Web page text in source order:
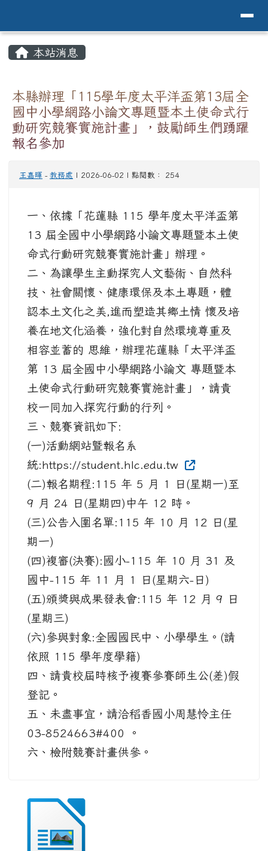
花蓮縣花蓮市中原國小全球資訊
本站消息
本縣辦理「115學年度太平洋盃第13屆全
國中小學網路小論文專題暨本土使命式行
動研究競賽實施計畫」，鼓勵師生們踴躍
報名參加
王嘉暉 - 教務處 | 2026-06-02 | 點閱數： 254
一、依據「花蓮縣 115 學年度太平洋盃第
13 屆全國中小學網路小論文專題暨本土使
命式行動研究競賽實施計畫」辦理。
二、為讓學生主動探究人文藝術、自然科
技、社會關懷、健康環保及本土專題，體
認本土文化之美,進而塑造其鄉土情 懷及培
養在地文化涵養，強化對自然環境尊重及
相容並蓄的 思維，辦理花蓮縣「太平洋盃
第 13 屆全國中小學網路小論文 專題暨本
土使命式行動研究競賽實施計畫」，請貴
校一同加入探究行動的行列。
三、競賽資訊如下:
(一)活動網站曁報名系
統:https://student.hlc.edu.tw
(二)報名期程:115 年 5 月 1 日(星期一)至
9 月 24 日(星期四)中午 12 時。
(三)公告入圍名單:115 年 10 月 12 日(星
期一)
(四)複審(決賽):國小-115 年 10 月 31 及
國中-115 年 11 月 1 日(星期六-日)
(五)頒獎與成果發表會:115 年 12 月 9 日
(星期三)
(六)參與對象:全國國民中、小學學生。(請
依照 115 學年度學籍)
四、請貴校屆時核予複賽參賽師生公(差)假
登記。
五、未盡事宜，請洽稻香國小周慧怜主任
03-8524663#400 。
六、檢附競賽計畫供參。